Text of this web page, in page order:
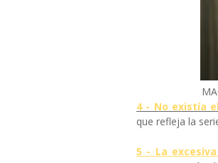
4 - No existía
que refleja la
5 - La